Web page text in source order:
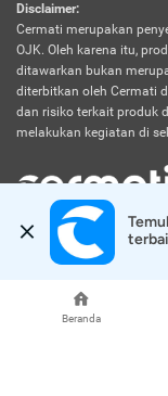
Beranda
Disclaimer:
Cermati merupakan
OJK. Oleh karena itu,
ditawarkan bukan
diterbitkan oleh Cermati
dan risiko terkait produk
melakukan kegiatan di
© 2026 Cermati. All